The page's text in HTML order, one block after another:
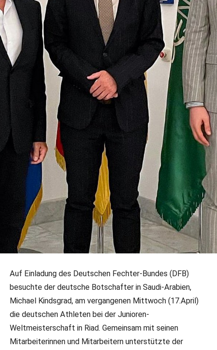
23.04.2024 GK/DFB-PR
Deutsche Botschaft unterstützt DFB-
Junioren bei WM
Weltmeisterschaft der Junioren statt. Unterstützt
wurden die DFB-AthletInnen dabei unter anderem vom
Auf Einladung des Deutschen Fechter-Bundes (DFB)
besuchte der deutsche Botschafter in Saudi-Arabien,
Michael Kindsgrad, am vergangenen Mittwoch (17.April)
die deutschen Athleten bei der Junioren-
Weltmeisterschaft in Riad. Gemeinsam mit seinen
Mitarbeiterinnen und Mitarbeitern unterstützte der